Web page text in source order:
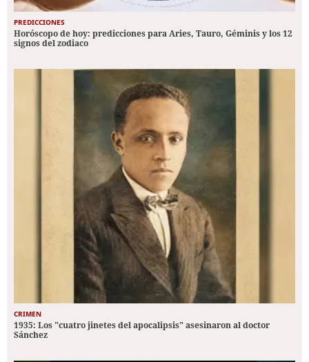
PREDICCIONES
Horóscopo de hoy: predicciones para Aries, Tauro, Géminis y los 12
signos del zodiaco
CRIMEN
1935: Los "cuatro jinetes del apocalipsis" asesinaron al doctor
Sánchez